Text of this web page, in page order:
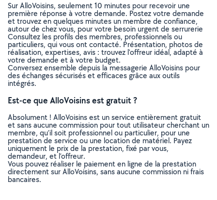
Sur AlloVoisins, seulement 10 minutes pour recevoir une
première réponse à votre demande. Postez votre demande
et trouvez en quelques minutes un membre de confiance,
autour de chez vous, pour votre besoin urgent de serrurerie
Consultez les profils des membres, professionnels ou
particuliers, qui vous ont contacté. Présentation, photos de
réalisation, expertises, avis : trouvez l'offreur idéal, adapté à
votre demande et à votre budget.
Conversez ensemble depuis la messagerie AlloVoisins pour
des échanges sécurisés et efficaces grâce aux outils
intégrés.
Est-ce que AlloVoisins est gratuit ?
Absolument ! AlloVoisins est un service entièrement gratuit
et sans aucune commission pour tout utilisateur cherchant un
membre, qu’il soit professionnel ou particulier, pour une
prestation de service ou une location de matériel. Payez
uniquement le prix de la prestation, fixé par vous,
demandeur, et l’offreur.
Vous pouvez réaliser le paiement en ligne de la prestation
directement sur AlloVoisins, sans aucune commission ni frais
bancaires.